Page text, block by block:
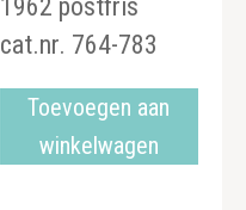
€7,50.
€5,50.
1962 postfris
cat.nr. 764-783
Toevoegen aan
winkelwagen